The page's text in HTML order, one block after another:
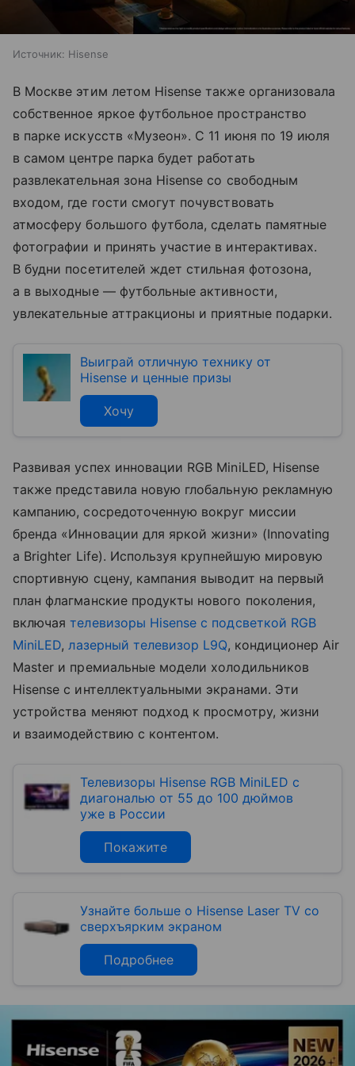
Источник: Hisense
В Москве этим летом Hisense также организовала
собственное яркое футбольное пространство
в парке искусств «Музеон». С 11 июня по 19 июля
в самом центре парка будет работать
развлекательная зона Hisense со свободным
входом, где гости смогут почувствовать
атмосферу большого футбола, сделать памятные
фотографии и принять участие в интерактивах.
В будни посетителей ждет стильная фотозона,
а в выходные — футбольные активности,
увлекательные аттракционы и приятные подарки.
Выиграй отличную технику от
Hisense и ценные призы
Хочу
Развивая успех инновации RGB MiniLED, Hisense
также представила новую глобальную рекламную
кампанию, сосредоточенную вокруг миссии
бренда «Инновации для яркой жизни» (Innovating
a Brighter Life). Используя крупнейшую мировую
спортивную сцену, кампания выводит на первый
план флагманские продукты нового поколения,
включаятелевизоры Hisense с подсветкой RGB
MiniLED,лазерный телевизор L9Q, кондиционер Air
Master и премиальные модели холодильников
Hisense с интеллектуальными экранами. Эти
устройства меняют подход к просмотру, жизни
и взаимодействию с контентом.
Телевизоры Hisense RGB MiniLED с
диагональю от 55 до 100 дюймов
уже в России
Покажите
Узнайте больше о Hisense Laser TV со
сверхъярким экраном
Подробнее